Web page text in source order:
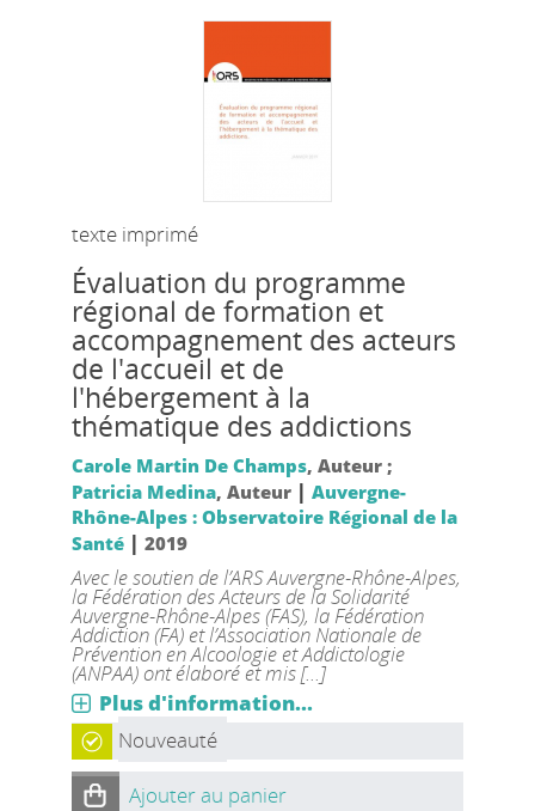
texte imprimé
Évaluation du programme
régional de formation et
accompagnement des acteurs
de l'accueil et de
l'hébergement à la
thématique des addictions
Carole Martin De Champs, Auteur ;
Patricia Medina, Auteur | Auvergne-
Rhône-Alpes : Observatoire Régional de la
Santé| 2019
Avec le soutien de l’ARS Auvergne-Rhône-Alpes,
la Fédération des Acteurs de la Solidarité
Auvergne-Rhône-Alpes (FAS), la Fédération
Addiction (FA) et l’Association Nationale de
Prévention en Alcoologie et Addictologie
(ANPAA) ont élaboré et mis [...]
Plus d'information...
Nouveauté
Ajouter au panier